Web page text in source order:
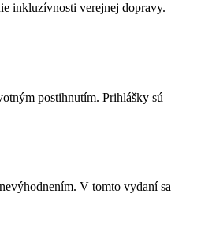
inkluzívnosti verejnej dopravy.
postihnutím. Prihlášky sú
V tomto vydaní sa